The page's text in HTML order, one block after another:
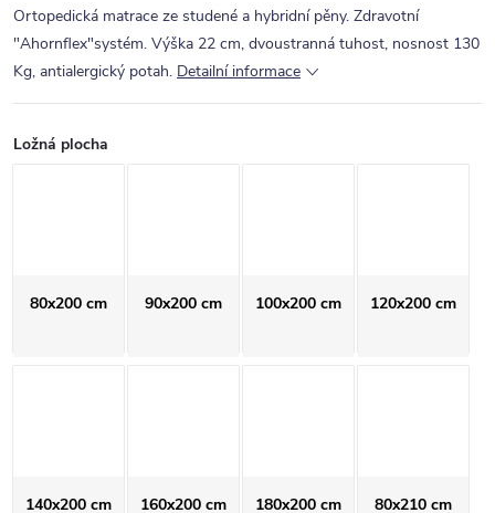
Ortopedická matrace ze studené a hybridní pěny. Zdravotní
"Ahornflex"systém. Výška 22 cm, dvoustranná tuhost, nosnost 130
Kg, antialergický potah. Detailní informace
Ložná plocha
80x200 cm 90x200 cm 100x200 cm 120x200 cm
140x200 cm 160x200 cm 180x200 cm 80x210 cm